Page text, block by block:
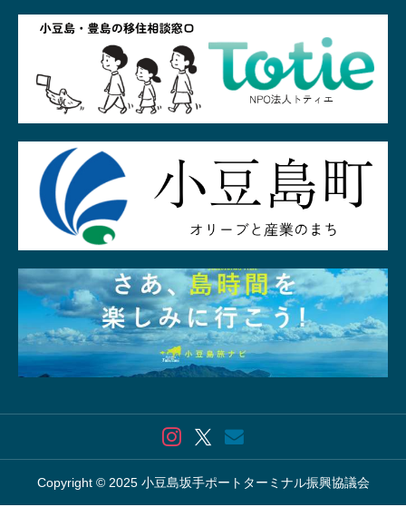
Copyright © 2025 小豆島坂手ポートターミナル振興協議会